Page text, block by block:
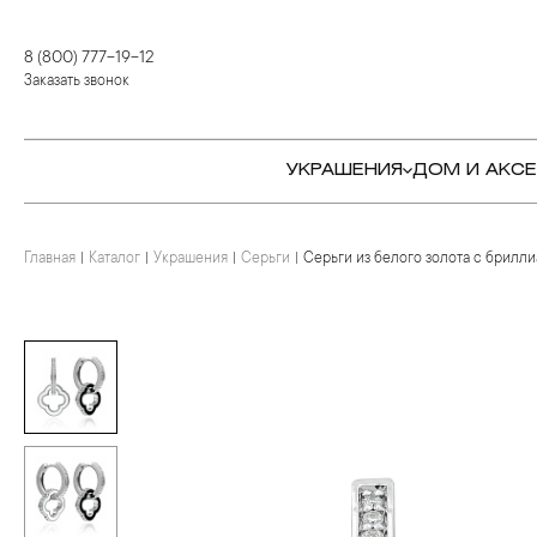
8 (800) 777-19-12
Заказать звонок
УКРАШЕНИЯ
КОЛЬЦА
ПОДВЕСКИ И КРЕСТЫ
БРОШИ
ЦЕПИ
ДОМ И
СТОЛОВЫЕ ПРИБОРЫ
ДЛЯ ЧАЯ
ДЛЯ КОФЕ
ДЕТЯМ
КОЛЬЦА
БРАСЛЕТЫ
КОЛЬЕ И ПОДВЕСКИ
КАМНЕРЕЗНОЕ
ИСКУССТВО
Главная Каталог Украшения Серьги Серьги из белого золота с